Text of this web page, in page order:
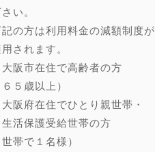
い。
の方は利用料金の減額制度が
されます。
阪市在住で高齢者の方
５歳以上）
阪府在住でひとり親世帯・
保護受給世帯の方
帯で１名様）